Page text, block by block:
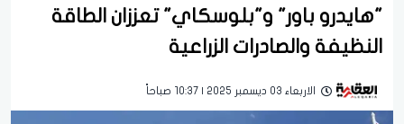
"هايدرو باور" و"بلوسكاي" تعززان الطاقة
النظيفة والصادرات الزراعية
الاربعاء 03 ديسمبر 2025 | 10:37 صباحاً